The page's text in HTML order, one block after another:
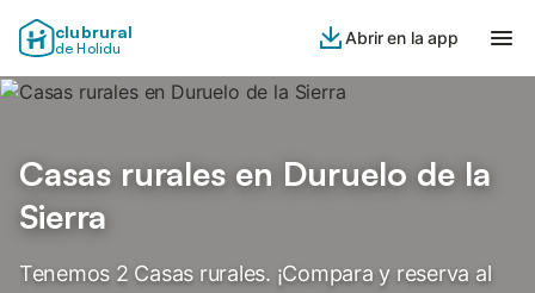
clubrural
de Holidu
Abrir en la app
Casas rurales en Duruelo de la
Sierra
Tenemos 2 Casas rurales. ¡Compara y reserva al